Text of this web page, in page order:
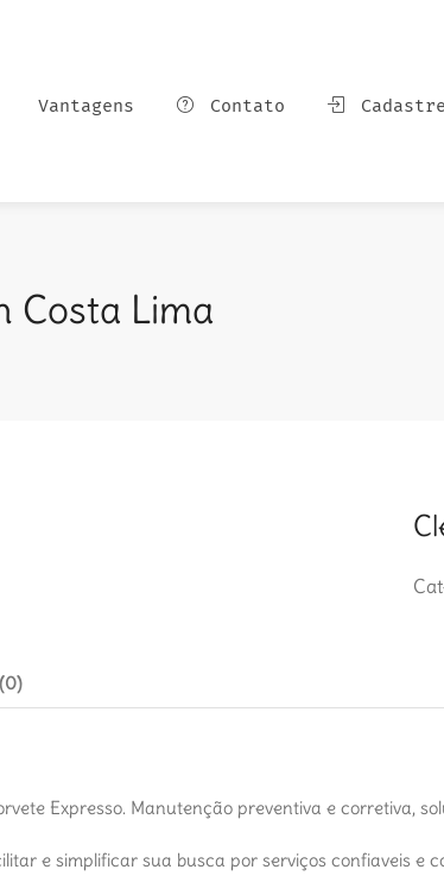
Vantagens Contato
Costa Lima
Expresso. Manutenção preventiva e corretiva,
e simplificar sua busca por serviços confiaveis e